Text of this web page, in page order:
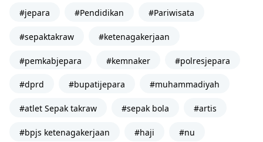
#jepara #Pendidikan #Pariwisata
#sepaktakraw #ketenagakerjaan
#pemkabjepara #kemnaker #polresjepara
#dprd #bupatijepara #muhammadiyah
#atlet Sepak takraw #sepak bola #artis
#bpjs ketenagakerjaan #haji #nu